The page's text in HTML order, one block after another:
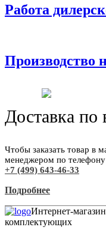
Работа
Производство
Доставка по
Чтобы заказать товар в
менеджером по телефону
+7 (499) 643-46-33
Подробнее
Интернет-
комплектующих